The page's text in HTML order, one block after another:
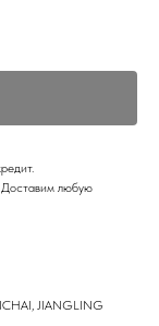
Доставим любую
JIANGLING